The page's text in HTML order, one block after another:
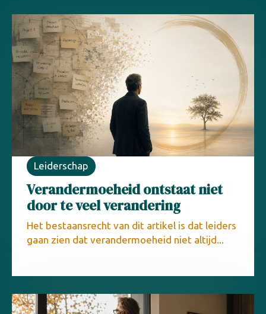
Leiderschap
Verandermoeheid ontstaat niet
door te veel verandering
Het bestaansrecht van dit artikel is dat leiders
gaan zien dat verandermoeheid niet altijd...